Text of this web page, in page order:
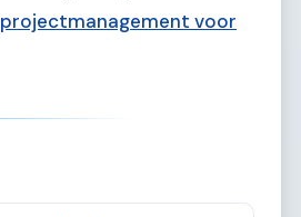
projectmanagement voor